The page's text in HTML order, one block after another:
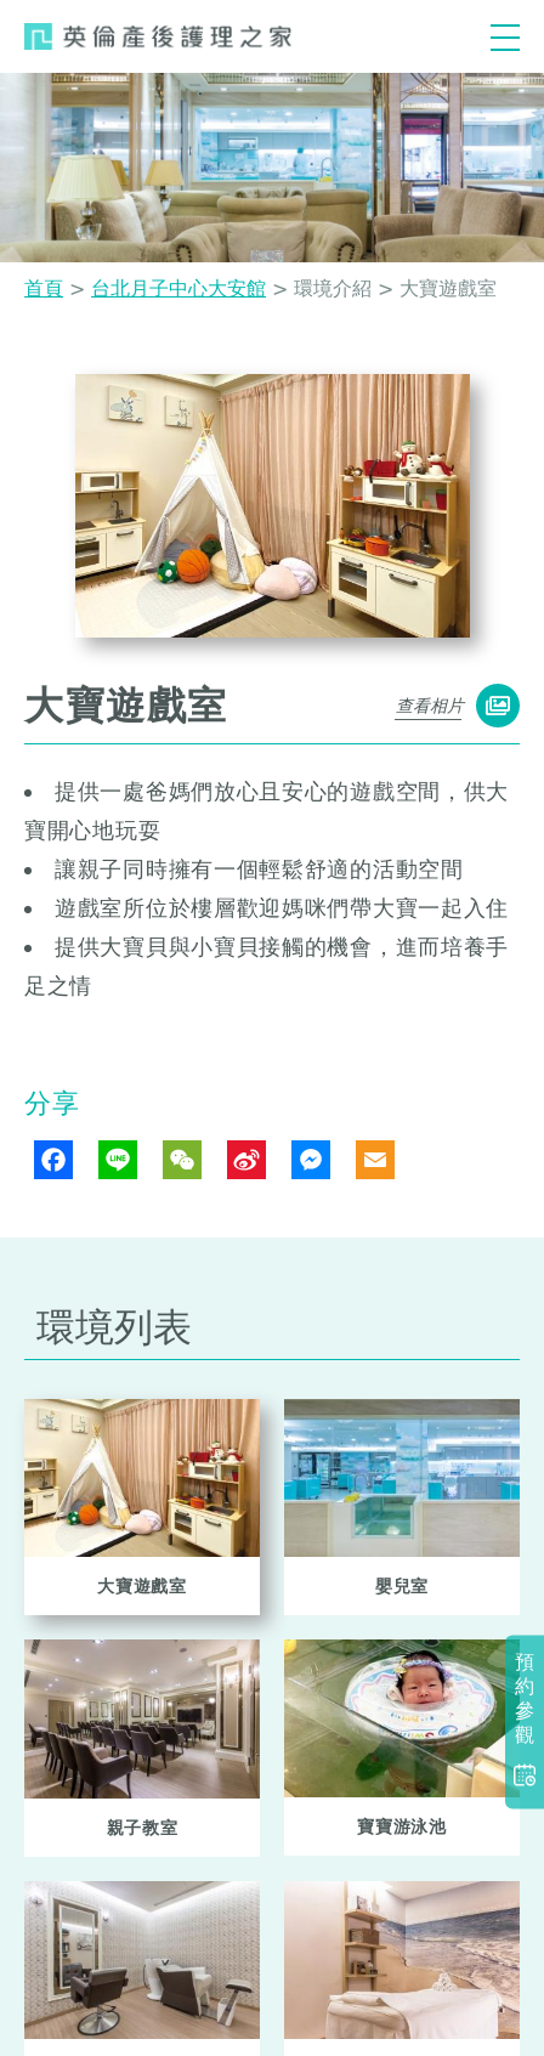
navigation
首頁 > 台北月子中心大安館 > 環境介紹 > 大寶遊戲室
大寶遊戲室 查看相片
提供一處爸媽們放心且安心的遊戲空間，供大
寶開心地玩耍
讓親子同時擁有一個輕鬆舒適的活動空間
遊戲室所位於樓層歡迎媽咪們帶大寶一起入住
提供大寶貝與小寶貝接觸的機會，進而培養手
足之情
分享
Facebook
Line WeChat
Sina
預
約
參
觀
環境列表
大寶遊戲室 嬰兒室
親子教室 寶寶游泳池